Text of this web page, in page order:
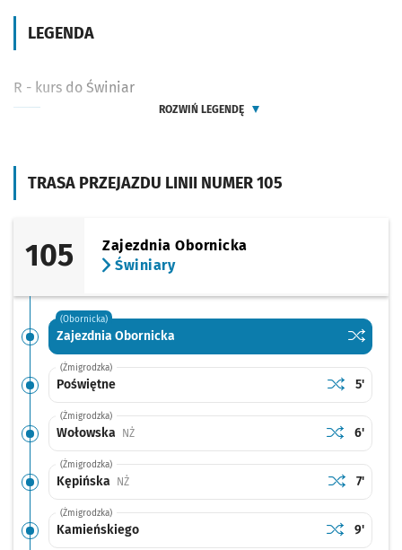
TRASA PRZEJAZDU LINII NUMER 105
105
Zajezdnia Obornicka
Świniary
(Obornicka)
Zajezdnia Obornicka Sprawdź
(Żmigrodzka)
Poświętne Sprawdź
Poświętne
Czas
5'
(Żmigrodzka)
Wołowska NŻPrzystanek na życzenie Sprawdź
Wołowska
Czas
6'
(Żmigrodzka)
Kępińska NŻPrzystanek na życzenie Sprawdź
Kępińska
Czas
7'
(Żmigrodzka)
Kamieńskiego Sprawdź
Czas
9'
LEGENDA
R - kurs do Świniar
ROZWIŃ LEGENDĘ